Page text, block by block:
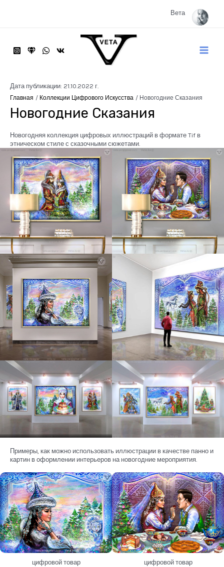
Вета
Main
Дата публикации: 21.10.2022 г.
Главная Коллекции Цифрового Искусства Новогодние Сказания
Новогодние Сказания
Новогодняя коллекция цифровых иллюстраций в формате Tif в
этническом стиле с сказочными сюжетами.
Примеры, как можно использовать иллюстрации в качестве панно и
картин в оформлении интерьеров на новогодние мероприятия.
цифровой товар цифровой товар